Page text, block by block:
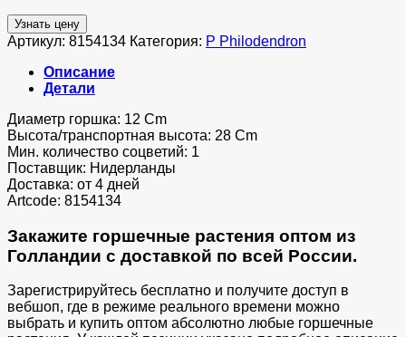
Узнать цену
Артикул: 8154134 Категория: P Philodendron
Описание
Детали
Диаметр горшка: 12 Cm
Высота/транспортная высота: 28 Cm
Мин. количество соцветий: 1
Поставщик: Нидерланды
Доставка: от 4 дней
Artcode: 8154134
Закажите горшечные растения оптом из
Голландии с доставкой по всей России.
Зарегистрируйтесь бесплатно и получите доступ в
вебшоп, где в режиме реального времени можно
выбрать и купить оптом абсолютно любые горшечные